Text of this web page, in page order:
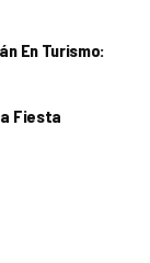
En Turismo:
Fiesta